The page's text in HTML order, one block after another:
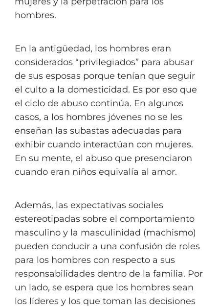
hombres.
En la antigüedad, los hombres eran
considerados “privilegiados” para abusar
de sus esposas porque tenían que seguir
el culto a la domesticidad. Es por eso que
el ciclo de abuso continúa. En algunos
casos, a los hombres jóvenes no se les
enseñan las subastas adecuadas para
exhibir cuando interactúan con mujeres.
En su mente, el abuso que presenciaron
cuando eran niños equivalía al amor.
Además, las expectativas sociales
estereotipadas sobre el comportamiento
masculino y la masculinidad (machismo)
pueden conducir a una confusión de roles
para los hombres con respecto a sus
responsabilidades dentro de la familia. Por
un lado, se espera que los hombres sean
los líderes y los que toman las decisiones